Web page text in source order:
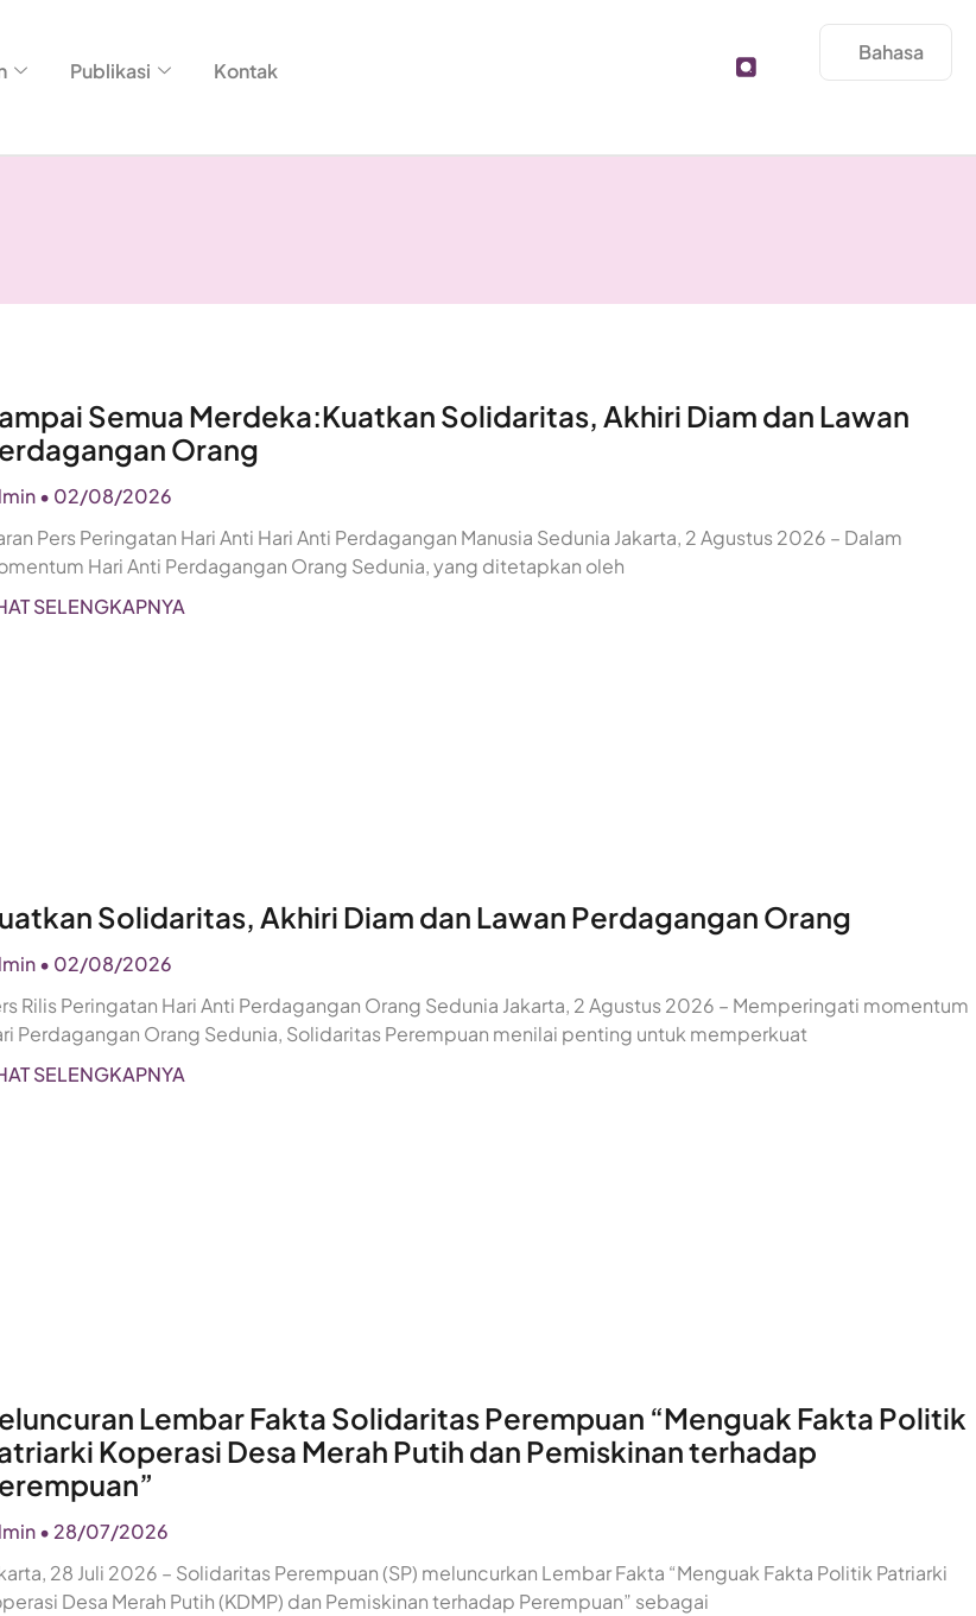
Publikasi Kontak
Bahasa
Semua Merdeka:Kuatkan Solidaritas, Akhiri Diam dan Lawan
Orang
02/08/2026
Pers Peringatan Hari Anti Hari Anti Perdagangan Manusia Sedunia Jakarta, 2 Agustus 2026 – Dalam
Hari Anti Perdagangan Orang Sedunia, yang ditetapkan oleh
SELENGKAPNYA
Solidaritas, Akhiri Diam dan Lawan Perdagangan Orang
02/08/2026
Rilis Peringatan Hari Anti Perdagangan Orang Sedunia Jakarta, 2 Agustus 2026 – Memperingati momentum
Perdagangan Orang Sedunia, Solidaritas Perempuan menilai penting untuk memperkuat
SELENGKAPNYA
Lembar Fakta Solidaritas Perempuan “Menguak Fakta Politik
Koperasi Desa Merah Putih dan Pemiskinan terhadap
28/07/2026
28 Juli 2026 – Solidaritas Perempuan (SP) meluncurkan Lembar Fakta “Menguak Fakta Politik Patriarki
Desa Merah Putih (KDMP) dan Pemiskinan terhadap Perempuan” sebagai